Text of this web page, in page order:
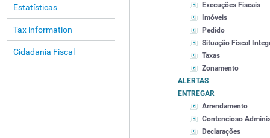
Estatísticas
Tax information
Cidadania Fiscal
Execuções Fiscais
Imóveis
Pedido
Situação Fiscal
Taxas
Zonamento
ALERTAS
ENTREGAR
Arrendamento
Contencioso
Declarações